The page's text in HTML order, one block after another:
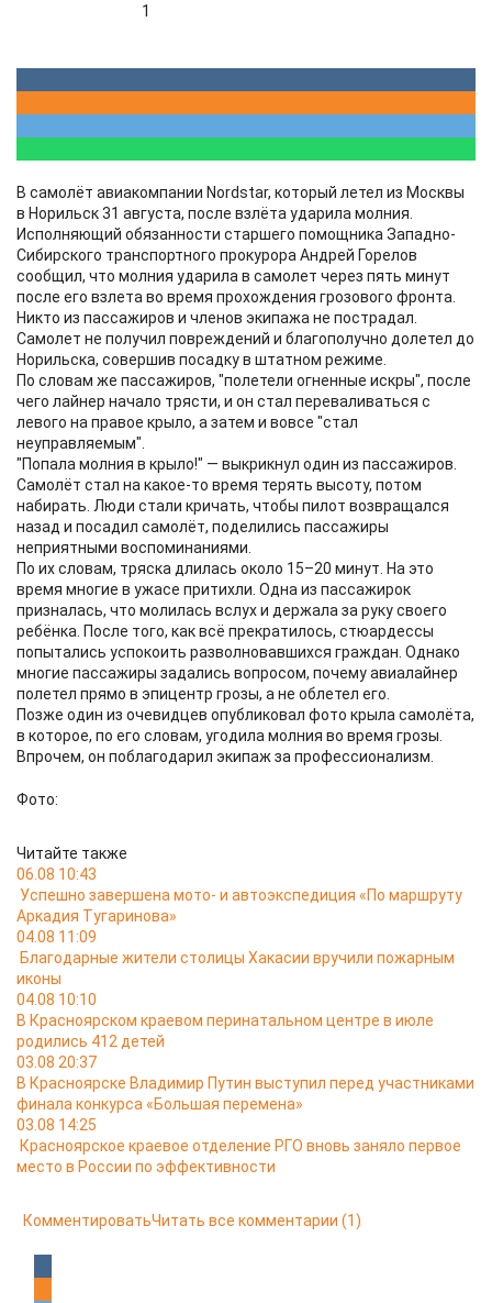
1
В самолёт авиакомпании Nordstar, который летел из Москвы
в Норильск 31 августа, после взлёта ударила молния.
Исполняющий обязанности старшего помощника Западно-
Сибирского транспортного прокурора Андрей Горелов
сообщил, что молния ударила в самолет через пять минут
после его взлета во время прохождения грозового фронта.
Никто из пассажиров и членов экипажа не пострадал.
Самолет не получил повреждений и благополучно долетел до
Норильска, совершив посадку в штатном режиме.
По словам же пассажиров, "полетели огненные искры", после
чего лайнер начало трясти, и он стал переваливаться с
левого на правое крыло, а затем и вовсе "стал
неуправляемым".
"Попала молния в крыло!" — выкрикнул один из пассажиров.
Самолёт стал на какое-то время терять высоту, потом
набирать. Люди стали кричать, чтобы пилот возвращался
назад и посадил самолёт, поделились пассажиры
неприятными воспоминаниями.
По их словам, тряска длилась около 15–20 минут. На это
время многие в ужасе притихли. Одна из пассажирок
призналась, что молилась вслух и держала за руку своего
ребёнка. После того, как всё прекратилось, стюардессы
попытались успокоить разволновавшихся граждан. Однако
многие пассажиры задались вопросом, почему авиалайнер
полетел прямо в эпицентр грозы, а не облетел его.
Позже один из очевидцев опубликовал фото крыла самолёта,
в которое, по его словам, угодила молния во время грозы.
Впрочем, он поблагодарил экипаж за профессионализм.
Фото:
Читайте также
06.08 10:43
Успешно завершена мото- и автоэкспедиция «По маршруту
Аркадия Тугаринова»
04.08 11:09
Благодарные жители столицы Хакасии вручили пожарным
иконы
04.08 10:10
В Красноярском краевом перинатальном центре в июле
родились 412 детей
03.08 20:37
В Красноярске Владимир Путин выступил перед участниками
финала конкурса «Большая перемена»
03.08 14:25
Красноярское краевое отделение РГО вновь заняло первое
место в России по эффективности
КомментироватьЧитать все комментарии (1)